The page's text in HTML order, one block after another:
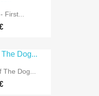
First...
The Dog...